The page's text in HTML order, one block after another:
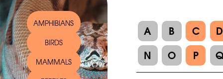
AMPHIBIANS
BIRDS
MAMMALS
A B C
D
N
O P